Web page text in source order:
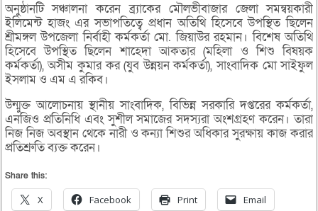
অনুষ্ঠানটি সঞ্চালনা করেন ব্র্যাকের মৌলভীবাজার জেলা সমন্বয়কারী
ইলিমেন্ট হাজং এর সভাপতিত্বে প্রধান অতিথি হিসেবে উপস্থিত ছিলেন
শ্রীমঙ্গল উপজেলা নির্বাহী কর্মকর্তা মো. জিয়াউর রহমান। বিশেষ অতিথি
হিসেবে উপস্থিত ছিলেন শাহেদা আকতার (মহিলা ও শিশু বিষয়ক
কর্মকর্তা), অসীম কুমার কর (যুব উন্নয়ন কর্মকর্তা), সাংবাদিক মো সাইফুল
ইসলাম ও এম এ রকিব।
উন্মুক্ত আলোচনায় স্থানীয় সাংবাদিক, বিভিন্ন সরকারি দপ্তরের কর্মকর্তা,
এনজিও প্রতিনিধি এবং সুশীল সমাজের সদস্যরা অংশগ্রহণ করেন। তারা
নিজ নিজ অবস্থান থেকে নারী ও কন্যা শিশুর অধিকার সুরক্ষায় কাজ করার
প্রতিশ্রুতি ব্যক্ত করেন।
Share this:
X Facebook Print Email